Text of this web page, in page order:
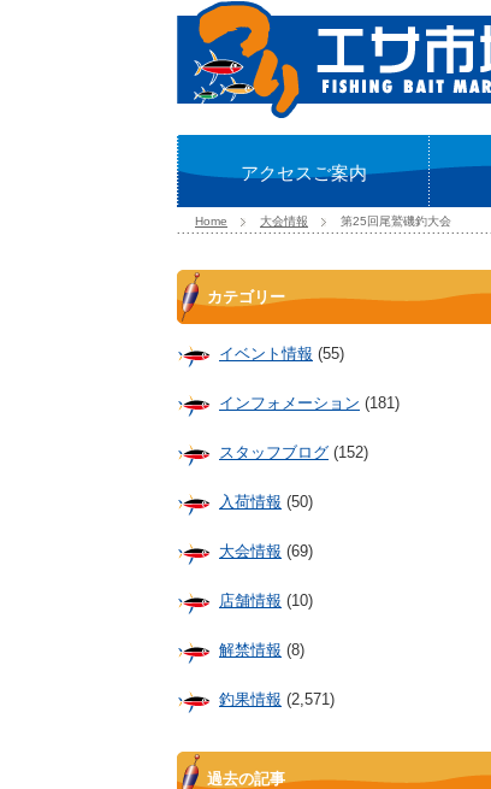
アクセスご案内
Home 大会情報 第25回尾鷲磯釣大会
カテゴリー
イベント情報 (55)
インフォメーション (181)
スタッフブログ (152)
入荷情報 (50)
大会情報 (69)
店舗情報 (10)
解禁情報 (8)
釣果情報 (2,571)
過去の記事